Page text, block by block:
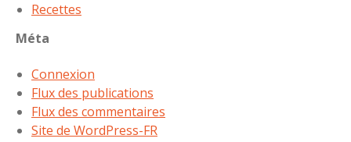
Recettes
Méta
Connexion
Flux des publications
Flux des commentaires
Site de WordPress-FR